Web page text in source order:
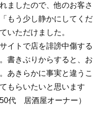
ましたので、他のお客さ
もう少し静かにしてくだ
いただけました。
イトで店を誹謗中傷する
書きぶりからすると、お
あきらかに事実と違うこ
もらいたいと思います
代 居酒屋オーナー）